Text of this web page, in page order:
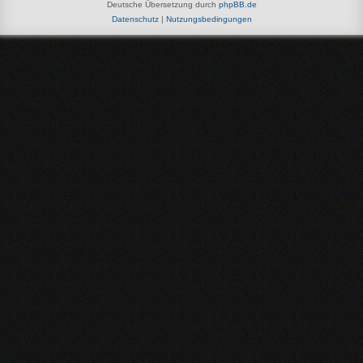
Deutsche Übersetzung durch phpBB.de
Datenschutz| Nutzungsbedingungen